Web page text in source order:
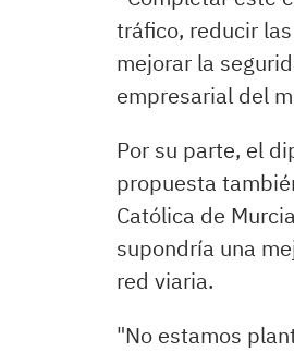
tráfico, reducir
mejorar la
empresarial del
Por su parte, el
propuesta
Católica de
supondría una
red viaria.
"No estamos